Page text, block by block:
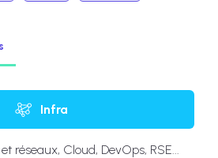
Infra
réseaux, Cloud, DevOps, RSE...